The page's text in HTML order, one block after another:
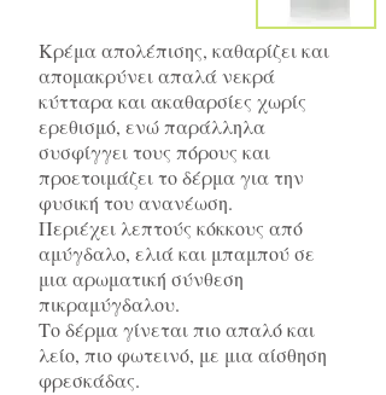
Κρέμα απολέπισης, καθαρίζει και
απομακρύνει απαλά νεκρά
κύτταρα και ακαθαρσίες χωρίς
ερεθισμό, ενώ παράλληλα
συσφίγγει τους πόρους και
προετοιμάζει το δέρμα για την
φυσική του ανανέωση.
Περιέχει λεπτούς κόκκους από
αμύγδαλο, ελιά και μπαμπού σε
μια αρωματική σύνθεση
πικραμύγδαλου.
Το δέρμα γίνεται πιο απαλό και
λείο, πιο φωτεινό, με μια αίσθηση
φρεσκάδας.